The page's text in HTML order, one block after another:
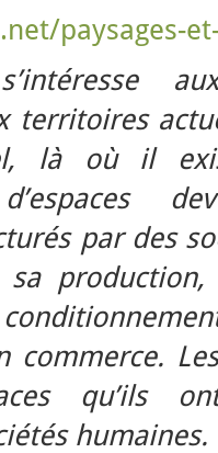
paysages-
territoires
là où il
d’espaces
par des
sa
commerce.
qu’ils
humaines.